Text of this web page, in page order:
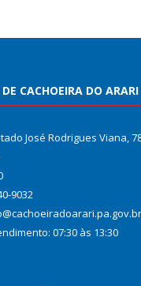
CACHOEIRA DO ARARI
José Rodrigues Viana,
9032
07:30 às 13:30